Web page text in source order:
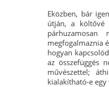
Eközben, bár
útján, a költővé
megfogalmaznia
hogyan
az összefüggés
művészettel;
kialakítható-e